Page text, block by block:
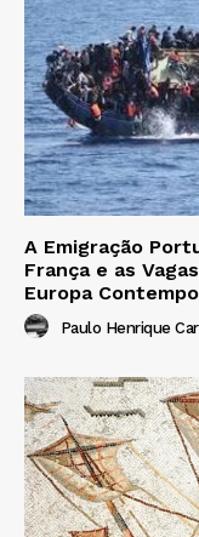
A Emigração
França e as
Europa
Paulo Henrique